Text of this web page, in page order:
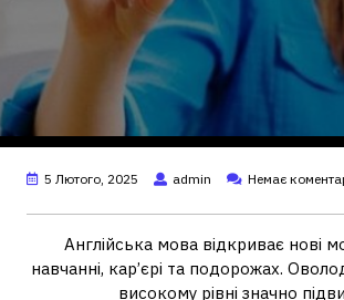
5 Лютого, 2025 admin Немає
Англійська мова відкриває нові
навчанні, кар’єрі та подорожах.
високому рівні значно